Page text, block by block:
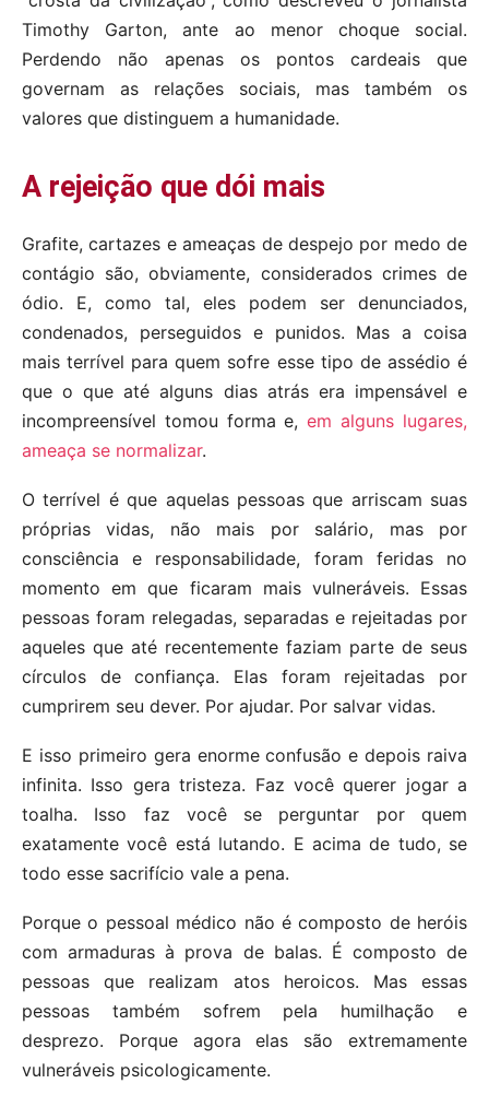
Timothy Garton, ante ao menor choque social.
Perdendo não apenas os pontos cardeais que
governam as relações sociais, mas também os
valores que distinguem a humanidade.
A rejeição que dói mais
Grafite, cartazes e ameaças de despejo por medo de
contágio são, obviamente, considerados crimes de
ódio. E, como tal, eles podem ser denunciados,
condenados, perseguidos e punidos. Mas a coisa
mais terrível para quem sofre esse tipo de assédio é
que o que até alguns dias atrás era impensável e
incompreensível tomou forma e,em alguns lugares,
ameaça se normalizar.
O terrível é que aquelas pessoas que arriscam suas
próprias vidas, não mais por salário, mas por
consciência e responsabilidade, foram feridas no
momento em que ficaram mais vulneráveis. Essas
pessoas foram relegadas, separadas e rejeitadas por
aqueles que até recentemente faziam parte de seus
círculos de confiança. Elas foram rejeitadas por
cumprirem seu dever. Por ajudar. Por salvar vidas.
E isso primeiro gera enorme confusão e depois raiva
infinita. Isso gera tristeza. Faz você querer jogar a
toalha. Isso faz você se perguntar por quem
exatamente você está lutando. E acima de tudo, se
todo esse sacrifício vale a pena.
Porque o pessoal médico não é composto de heróis
com armaduras à prova de balas. É composto de
pessoas que realizam atos heroicos. Mas essas
pessoas também sofrem pela humilhação e
desprezo. Porque agora elas são extremamente
vulneráveis ​​psicologicamente.